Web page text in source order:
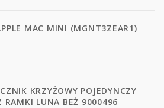
MAC MINI (MGNT3ZEAR1)
KRZYŻOWY POJEDYNCZY
RAMKI LUNA BEŻ 9000496